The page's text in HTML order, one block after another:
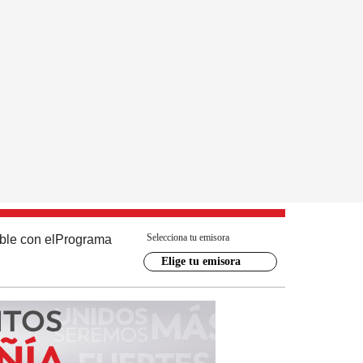
con el Programa Selecciona tu emisora
Elige tu emisora